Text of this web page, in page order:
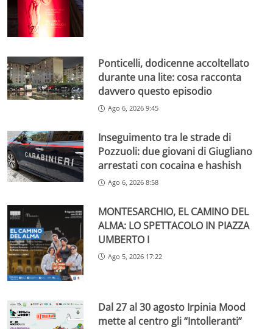
Ponticelli, dodicenne accoltellato
durante una lite: cosa racconta
davvero questo episodio
Ago 6, 2026 9:45
Inseguimento tra le strade di
Pozzuoli: due giovani di Giugliano
arrestati con cocaina e hashish
Ago 6, 2026 8:58
MONTESARCHIO, EL CAMINO DEL
ALMA: LO SPETTACOLO IN PIAZZA
UMBERTO I
Ago 5, 2026 17:22
Dal 27 al 30 agosto Irpinia Mood
mette al centro gli “Intolleranti”